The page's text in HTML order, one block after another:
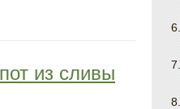
из сливы